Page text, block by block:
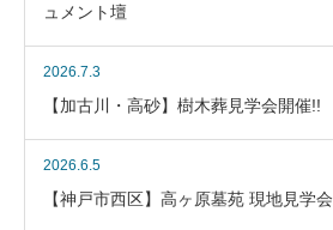
ュメント壇
2026.7.3
【加古川・高砂】樹木葬見学会開催!!
2026.6.5
【神戸市西区】高ヶ原墓苑 現地見学会